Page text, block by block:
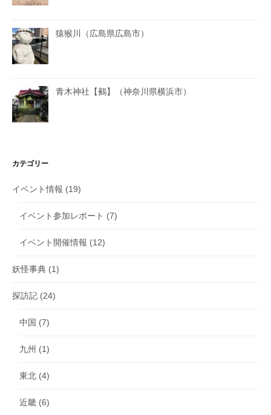
猿猴川（広島県広島市）
青木神社【鵺】（神奈川県横浜市）
カテゴリー
イベント情報 (19)
イベント参加レポート (7)
イベント開催情報 (12)
妖怪事典 (1)
探訪記 (24)
中国 (7)
九州 (1)
東北 (4)
近畿 (6)